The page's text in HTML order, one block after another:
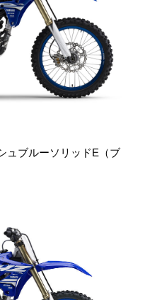
ュブルーソリッドE（ブ